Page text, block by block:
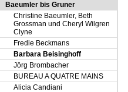
Baeumler bis Gruner
Christine Baeumler, Beth
Grossman und Cheryl Wilgren
Clyne
Fredie Beckmans
Barbara Beisinghoff
Jörg Brombacher
BUREAU A QUATRE MAINS
Alicia Candiani